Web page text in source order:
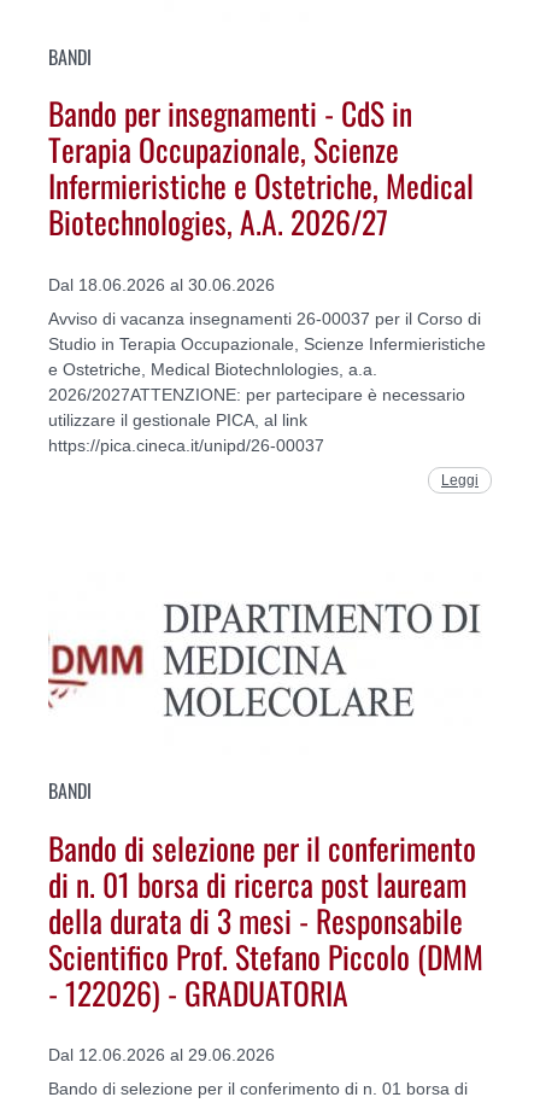
BANDI
Bando per insegnamenti - CdS in
Terapia Occupazionale, Scienze
Infermieristiche e Ostetriche, Medical
Biotechnologies, A.A. 2026/27
Dal 18.06.2026 al 30.06.2026
Avviso di vacanza insegnamenti 26-00037 per il Corso di
Studio in Terapia Occupazionale, Scienze Infermieristiche
e Ostetriche, Medical Biotechnlologies, a.a.
2026/2027ATTENZIONE: per partecipare è necessario
utilizzare il gestionale PICA, al link
https://pica.cineca.it/unipd/26-00037
Leggi
BANDI
Bando di selezione per il conferimento
di n. 01 borsa di ricerca post lauream
della durata di 3 mesi - Responsabile
Scientifico Prof. Stefano Piccolo (DMM
- 122026) - GRADUATORIA
Dal 12.06.2026 al 29.06.2026
Bando di selezione per il conferimento di n. 01 borsa di